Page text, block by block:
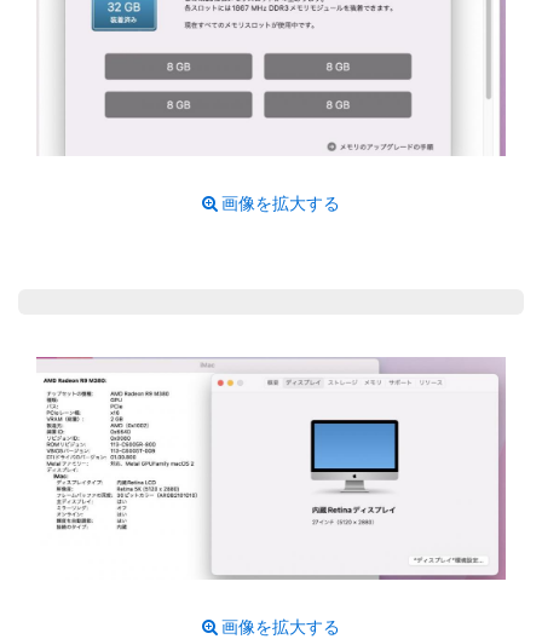
画像を拡大する
画像を拡大する